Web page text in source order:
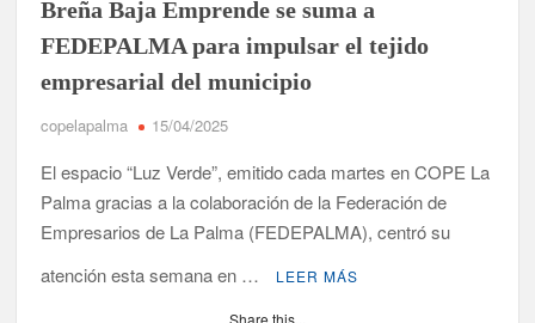
José Carlos Martín: “La Palma tendrá antes de 2030 un torneo
de ajedrez con 200 jugadores”
dinamizador de Los Llanos de Aridane
David Ruiz rechaza las críticas de Nueva Canarias y defiende
que Tazacorte “avanza y cumple objetivos”
violencia de género con el apoyo empresarial
Breña Baja Emprende se suma a
FEDEPALMA para impulsar el tejido
empresarial del municipio
copelapalma 15/04/2025
El espacio “Luz Verde”, emitido cada martes en COPE La
Palma gracias a la colaboración de la Federación de
Empresarios de La Palma (FEDEPALMA), centró su
atención esta semana en …
LEER MÁS